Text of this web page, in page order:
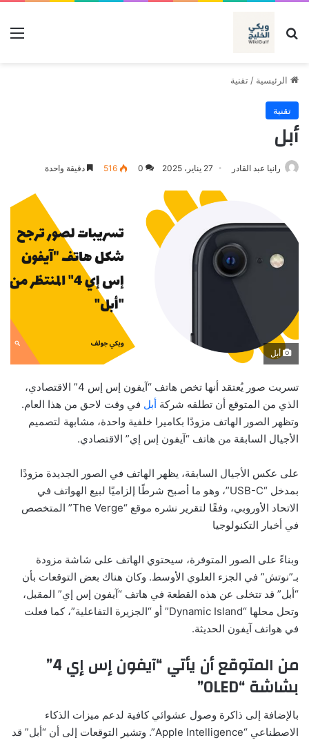
بحث عن
الرئيسية / تقنية
تقنية
أبل
رانيا عبد القادر 27 يناير، 2025 0
516 دقيقة واحدة
أبل
تسربت صور يُعتقد أنها تخص هاتف “آيفون إس إس 4” الاقتصادي،
الذي من المتوقع أن تطلقه شركة أبل في وقت لاحق من هذا العام.
وتظهر الصور الهاتف مزودًا بكاميرا خلفية واحدة، مشابهة لتصميم
الأجيال السابقة من هاتف “آيفون إس إي” الاقتصادي.
على عكس الأجيال السابقة، يظهر الهاتف في الصور الجديدة مزودًا
بمدخل “USB-C”، وهو ما أصبح شرطًا إلزاميًا لبيع الهواتف في
الاتحاد الأوروبي، وفقًا لتقرير نشره موقع “The Verge” المتخصص
في أخبار التكنولوجيا
وبناءً على الصور المتوفرة، سيحتوي الهاتف على شاشة مزودة
بـ”نوتش” في الجزء العلوي الأوسط. وكان هناك بعض التوقعات بأن
“أبل” قد تتخلى عن هذه القطعة في هاتف “آيفون إس إي” المقبل،
وتحل محلها “Dynamic Island” أو “الجزيرة التفاعلية”، كما فعلت
في هواتف آيفون الحديثة.
من المتوقع أن يأتي “آيفون إس إي 4”
بشاشة “OLED”
بالإضافة إلى ذاكرة وصول عشوائي كافية لدعم ميزات الذكاء
الاصطناعي “Apple Intelligence”. وتشير التوقعات إلى أن “أبل” قد